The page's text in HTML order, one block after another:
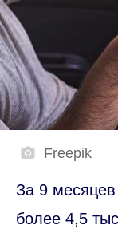
Freepik
За 9
более 4,5